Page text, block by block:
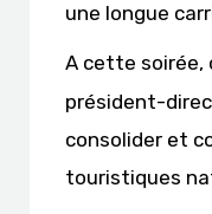
une longue
A cette soirée,
président-
consolider et
touristiques